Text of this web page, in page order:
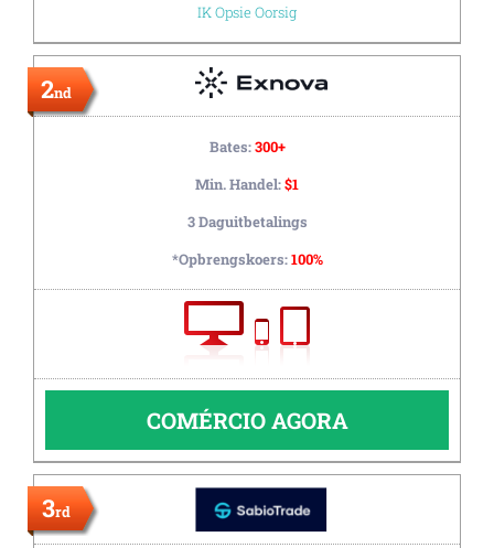
IK Opsie Oorsig
2nd
Bates:300+
Min. Handel:$1
3 Daguitbetalings
*Opbrengskoers:100%
COMÉRCIO AGORA
3rd